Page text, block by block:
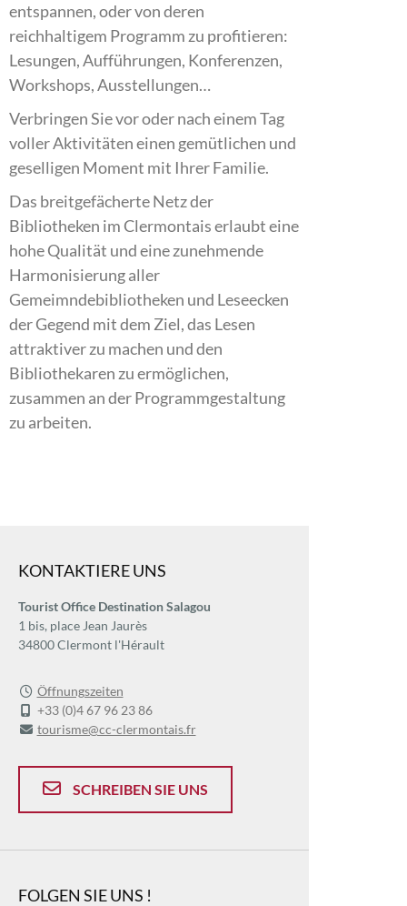
entspannen, oder von deren
reichhaltigem Programm zu profitieren:
Lesungen, Aufführungen, Konferenzen,
Workshops, Ausstellungen…
Verbringen Sie vor oder nach einem Tag
voller Aktivitäten einen gemütlichen und
geselligen Moment mit Ihrer Familie.
Das breitgefächerte Netz der
Bibliotheken im Clermontais erlaubt eine
hohe Qualität und eine zunehmende
Harmonisierung aller
Gemeimndebibliotheken und Leseecken
der Gegend mit dem Ziel, das Lesen
attraktiver zu machen und den
Bibliothekaren zu ermöglichen,
zusammen an der Programmgestaltung
zu arbeiten.
KONTAKTIERE UNS
Tourist Office Destination Salagou
1 bis, place Jean Jaurès
34800 Clermont l'Hérault
Öffnungszeiten
+33 (0)4 67 96 23 86
tourisme@cc-clermontais.fr
SCHREIBEN SIE UNS
FOLGEN SIE UNS !